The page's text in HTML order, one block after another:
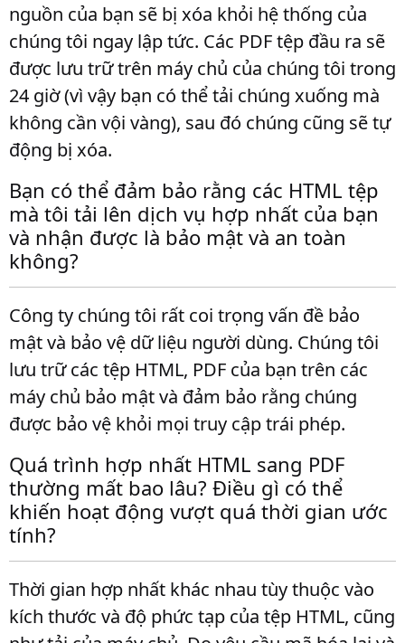
nguồn của bạn sẽ bị xóa khỏi hệ thống của
chúng tôi ngay lập tức. Các PDF tệp đầu ra sẽ
được lưu trữ trên máy chủ của chúng tôi trong
24 giờ (vì vậy bạn có thể tải chúng xuống mà
không cần vội vàng), sau đó chúng cũng sẽ tự
động bị xóa.
Bạn có thể đảm bảo rằng các HTML tệp
mà tôi tải lên dịch vụ hợp nhất của bạn
và nhận được là bảo mật và an toàn
không?
Công ty chúng tôi rất coi trọng vấn đề bảo
mật và bảo vệ dữ liệu người dùng. Chúng tôi
lưu trữ các tệp HTML, PDF của bạn trên các
máy chủ bảo mật và đảm bảo rằng chúng
được bảo vệ khỏi mọi truy cập trái phép.
Quá trình hợp nhất HTML sang PDF
thường mất bao lâu? Điều gì có thể
khiến hoạt động vượt quá thời gian ước
tính?
Thời gian hợp nhất khác nhau tùy thuộc vào
kích thước và độ phức tạp của tệp HTML, cũng